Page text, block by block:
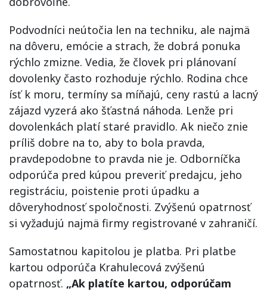
Podvodníci neútočia len na techniku, ale najmä
na dôveru, emócie a strach, že dobrá ponuka
rýchlo zmizne. Vedia, že človek pri plánovaní
dovolenky často rozhoduje rýchlo. Rodina chce
ísť k moru, termíny sa míňajú, ceny rastú a lacný
zájazd vyzerá ako šťastná náhoda. Lenže pri
dovolenkách platí staré pravidlo. Ak niečo znie
príliš dobre na to, aby to bola pravda,
pravdepodobne to pravda nie je. Odborníčka
odporúča pred kúpou preveriť predajcu, jeho
registráciu, poistenie proti úpadku a
dôveryhodnosť spoločnosti. Zvýšenú opatrnosť
si vyžadujú najmä firmy registrované v zahraničí.
Samostatnou kapitolou je platba. Pri platbe
kartou odporúča Krahulecová zvýšenú
opatrnosť. „Ak platíte kartou, odporúčam